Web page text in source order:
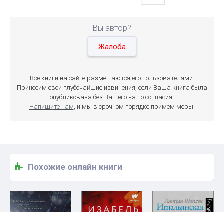
Вы автор?
Жалоба
Все книги на сайте размещаются его пользователями.
Приносим свои глубочайшие извинения, если Ваша книга была
опубликована без Вашего на то согласия.
Напишите нам , и мы в срочном порядке примем меры.
Похожие онлайн книги